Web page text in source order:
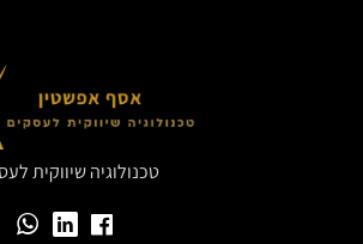
טכנולוגיה שיווקית